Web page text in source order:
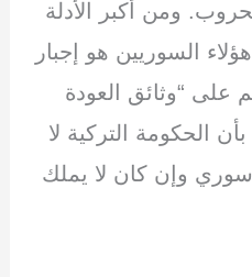
ومن أكبر الأدلة
السوريين هو إجبار
على “وثائق العودة
الحكومة التركية لا
وإن كان لا يملك